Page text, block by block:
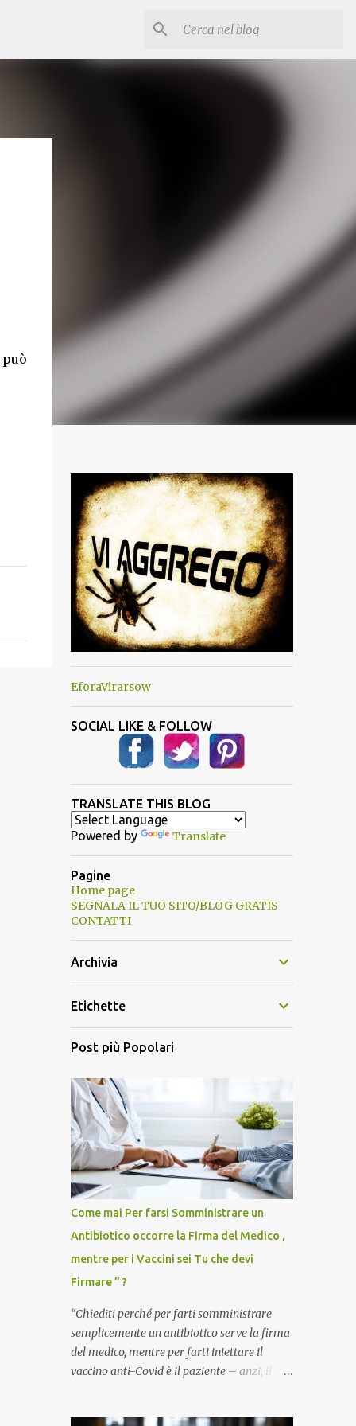
EforaVirarsow
SOCIAL LIKE & FOLLOW
TRANSLATE THIS BLOG
Powered by Translate
Pagine
Home page
SEGNALA IL TUO SITO/BLOG GRATIS
CONTATTI
Archivia
Etichette
Post più Popolari
Come mai Per farsi Somministrare un
Antibiotico occorre la Firma del Medico ,
mentre per i Vaccini sei Tu che devi
Firmare ” ?
“Chiediti perché per farti somministrare
semplicemente un antibiotico serve la firma
del medico, mentre per farti iniettare il
vaccino anti-Covid è il paziente – anzi, il